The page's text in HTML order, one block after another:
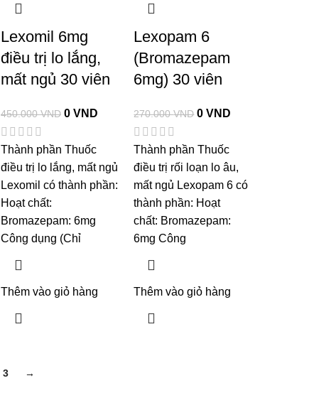
Lexomil 6mg
điều trị lo lắng,
mất ngủ 30 viên
450.000VND 0 VND
Thành phần Thuốc
điều trị lo lắng, mất ngủ
Lexomil có thành phần:
Hoạt chất:
Bromazepam: 6mg
Công dụng (Chỉ
Thêm vào giỏ hàng
Lexopam 6
(Bromazepam
6mg) 30 viên
270.000VND 0VND
Thành phần Thuốc
điều trị rối loạn lo âu,
mất ngủ Lexopam 6 có
thành phần: Hoạt
chất: Bromazepam:
6mg Công
Thêm vào giỏ hàng
3 →